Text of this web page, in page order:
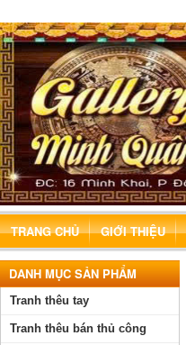
TRANG CHỦ GIỚI THIỆU
DANH MỤC SẢN PHẨM
Tranh thêu tay
Tranh thêu bán thủ công